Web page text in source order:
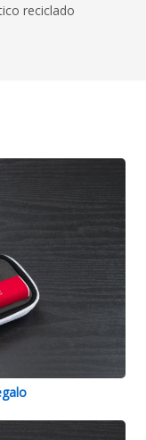
reciclado